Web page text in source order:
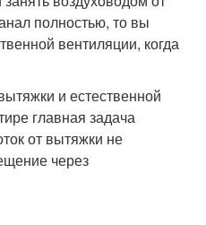
полностью, то вы
вентиляции, когда
и естественной
главная задача
от вытяжки не
через